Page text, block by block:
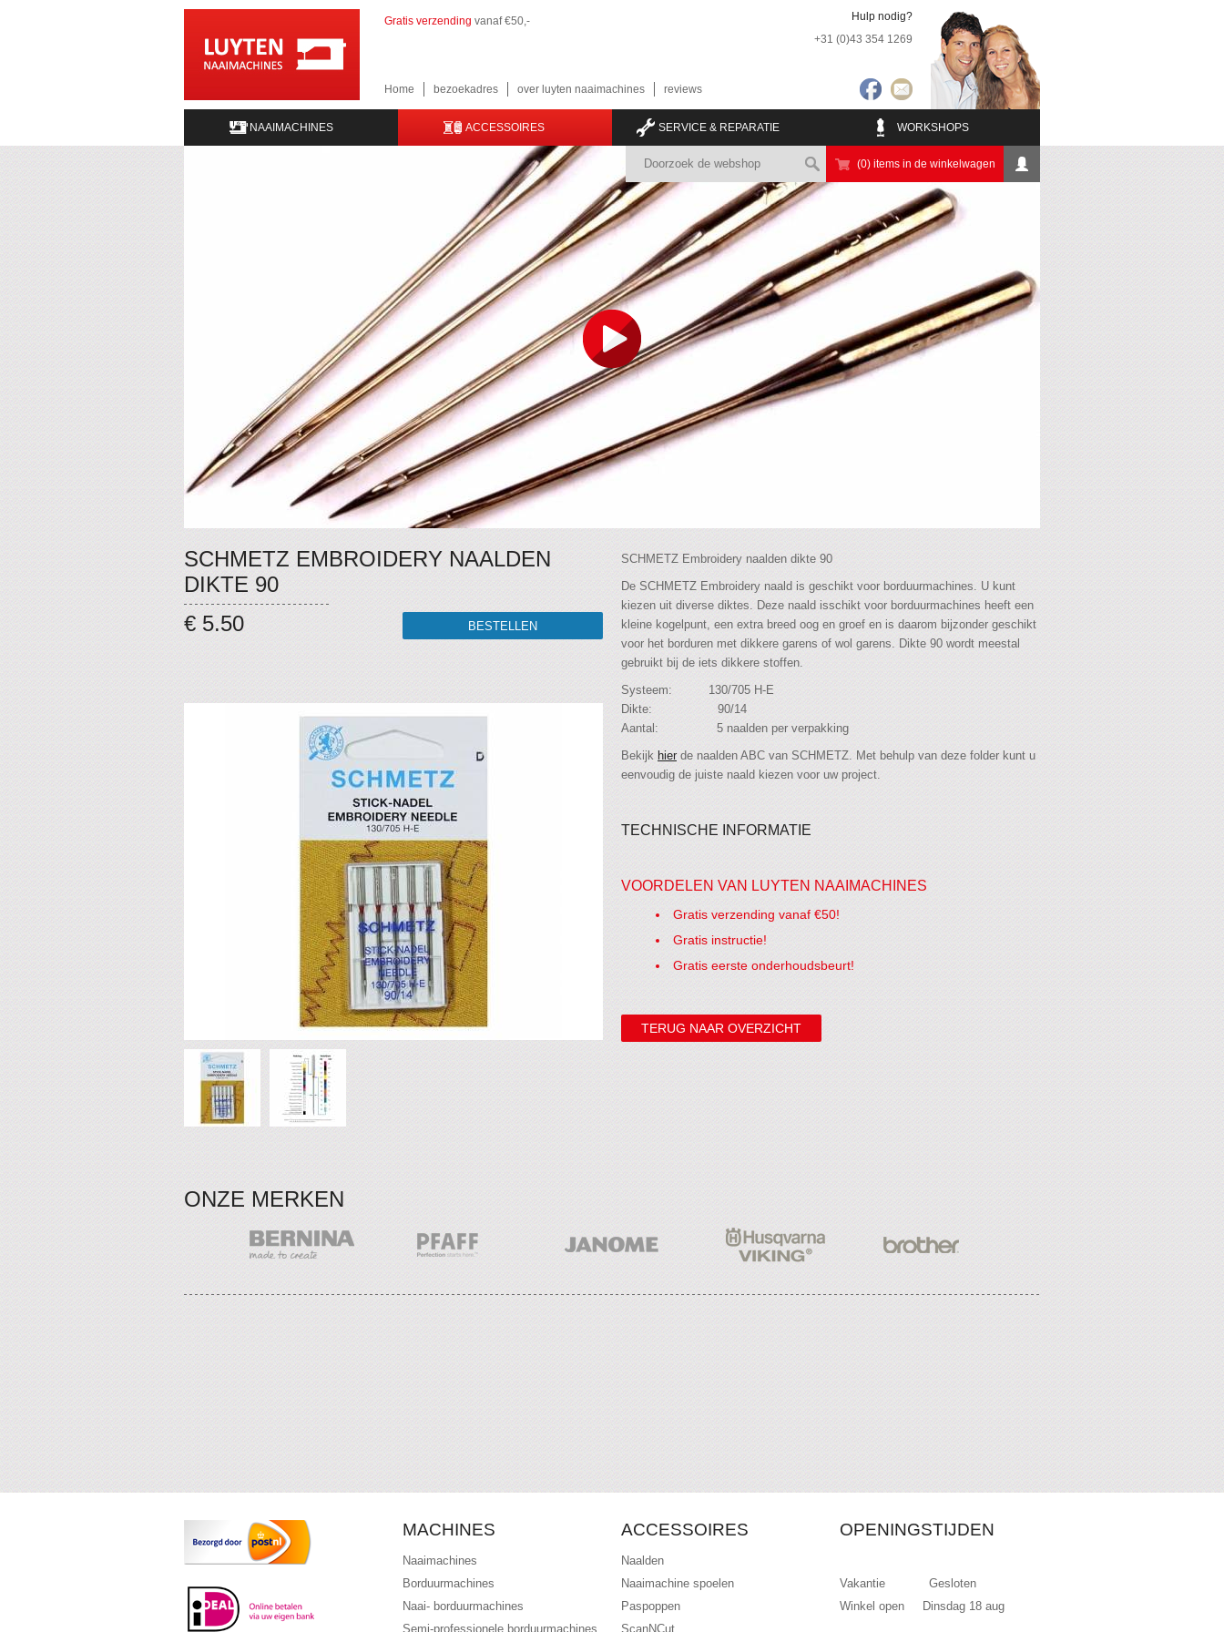
Gratis verzending vanaf €50,-
Home bezoekadres over luyten naaimachines reviews
Hulp nodig?
+31 (0)43 354 1269
NAAIMACHINES ACCESSOIRES SERVICE & REPARATIE WORKSHOPS
(0) items in de winkelwagen
SCHMETZ EMBROIDERY NAALDEN
DIKTE 90
€ 5.50
SCHMETZ Embroidery naalden dikte 90
De SCHMETZ Embroidery naald is geschikt voor borduurmachines. U kunt
kiezen uit diverse diktes. Deze naald isschikt voor borduurmachines heeft een
kleine kogelpunt, een extra breed oog en groef en is daarom bijzonder geschikt
voor het borduren met dikkere garens of wol garens. Dikte 90 wordt meestal
gebruikt bij de iets dikkere stoffen.
Systeem: 130/705 H-E
Dikte: 90/14
Aantal: 5 naalden per verpakking
Bekijk hierde naalden ABC van SCHMETZ. Met behulp van deze folder kunt u
eenvoudig de juiste naald kiezen voor uw project.
TECHNISCHE INFORMATIE
VOORDELEN VAN LUYTEN NAAIMACHINES
Gratis verzending vanaf €50!
Gratis instructie!
Gratis eerste onderhoudsbeurt!
TERUG NAAR OVERZICHT
ONZE MERKEN
MACHINES
Naaimachines
Borduurmachines
Naai- borduurmachines
Semi-professionele borduurmachines
ACCESSOIRES
Naalden
Naaimachine spoelen
Paspoppen
ScanNCut
OPENINGSTIJDEN
Vakantie Gesloten
Winkel open Dinsdag 18 aug